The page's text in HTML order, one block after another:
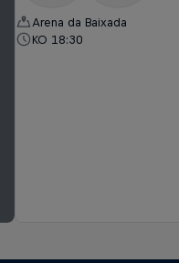
Arena da Baixada
KO 18:30